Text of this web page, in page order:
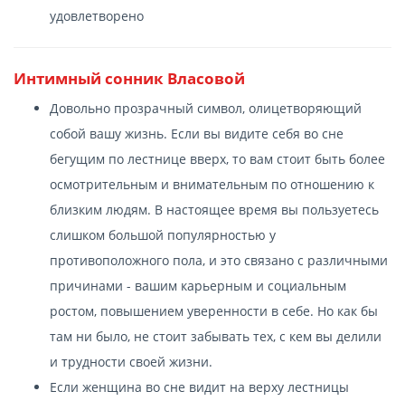
удовлетворено
Интимный сонник Власовой
Довольно прозрачный символ, олицетворяющий
собой вашу жизнь. Если вы видите себя во сне
бегущим по лестнице вверх, то вам стоит быть более
осмотрительным и внимательным по отношению к
близким людям. В настоящее время вы пользуетесь
слишком большой популярностью у
противоположного пола, и это связано с различными
причинами - вашим карьерным и социальным
ростом, повышением уверенности в себе. Но как бы
там ни было, не стоит забывать тех, с кем вы делили
и трудности своей жизни.
Если женщина во сне видит на верху лестницы